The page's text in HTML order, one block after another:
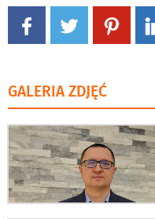
GALERIA ZDJĘĆ